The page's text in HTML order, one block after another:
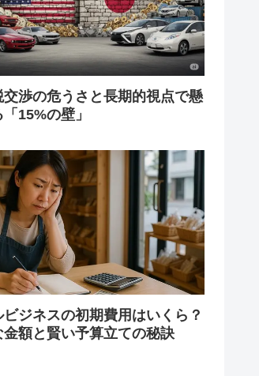
交渉の危うさと長期的視点で懸
15%の壁」
ビジネスの初期費用はいくら？
金額と賢い予算立ての秘訣